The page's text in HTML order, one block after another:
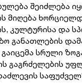
შეიძლება
მიღება
კულტურისა და
განათლების
სრული
გაგრძელების